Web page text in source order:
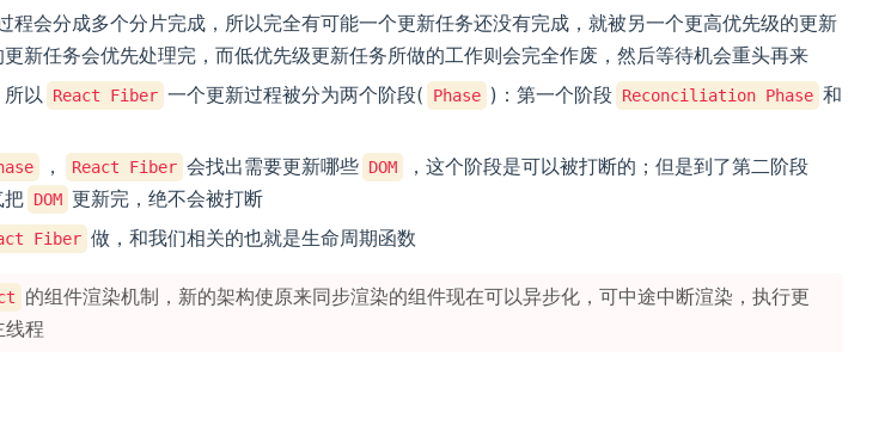
程会分成多个分片完成，所以完全有可能一个更新任务还没有完成，就被另一个更高优先级的更新
新任务会优先处理完，而低优先级更新任务所做的工作则会完全作废，然后等待机会重头再来
以
React Fiber 一个更新过程被分为两个阶段( Phase )：第一个阶段 Reconciliation Phase 和
， React Fiber 会找出需要更新哪些 DOM ，这个阶段是可以被打断的；但是到了第二阶段
把 DOM 更新完，绝不会被打断
Fiber 做，和我们相关的也就是生命周期函数
的组件渲染机制，新的架构使原来同步渲染的组件现在可以异步化，可中途中断渲染，执行更
线程